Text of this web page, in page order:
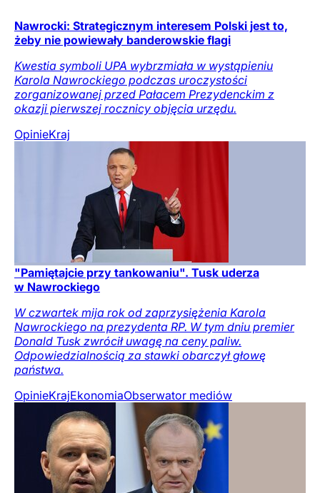
Nawrocki: Strategicznym interesem Polski jest to,
żeby nie powiewały banderowskie flagi
Kwestia symboli UPA wybrzmiała w wystąpieniu
Karola Nawrockiego podczas uroczystości
zorganizowanej przed Pałacem Prezydenckim z
okazji pierwszej rocznicy objęcia urzędu.
OpinieKraj
"Pamiętajcie przy tankowaniu". Tusk uderza
w Nawrockiego
W czwartek mija rok od zaprzysiężenia Karola
Nawrockiego na prezydenta RP. W tym dniu premier
Donald Tusk zwrócił uwagę na ceny paliw.
Odpowiedzialnością za stawki obarczył głowę
państwa.
OpinieKrajEkonomiaObserwator mediów